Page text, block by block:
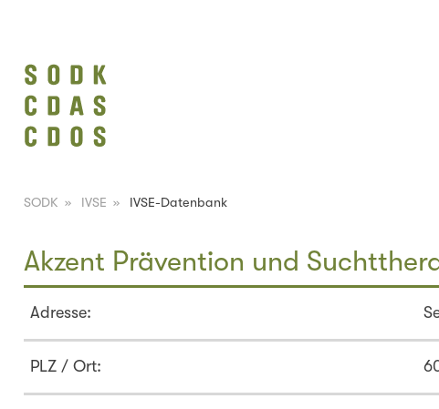
SODK » IVSE » IVSE-Datenbank
Akzent Prävention und
Adresse:
PLZ / Ort: